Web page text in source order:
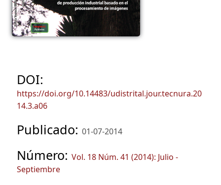
DOI:
https://doi.org/10.14483/udistrital.jour.tecnura.20
14.3.a06
Publicado: 01-07-2014
Número: Vol. 18 Núm. 41 (2014): Julio -
Septiembre